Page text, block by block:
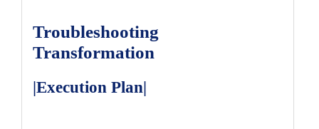
Troubleshooting
Transformation
|Execution Plan|